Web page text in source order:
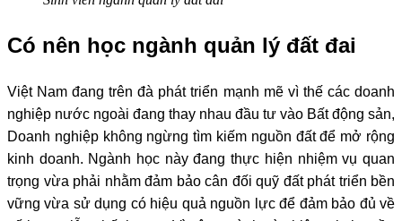
Có nên học ngành quản lý đất đai
Việt Nam đang trên đà phát triển mạnh mẽ vì thế các doanh
nghiệp nước ngoài đang thay nhau đầu tư vào Bất động sản,
Doanh nghiệp không ngừng tìm kiếm nguồn đất để mở rộng
kinh doanh. Ngành học này đang thực hiện nhiệm vụ quan
trọng vừa phải nhằm đảm bảo cân đối quỹ đất phát triển bền
vững vừa sử dụng có hiệu quả nguồn lực để đảm bảo đủ về